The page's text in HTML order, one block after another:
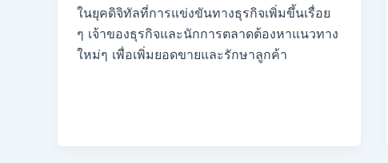
ในยุคดิจิทัลที่การแข่งขันทางธุรกิจเพิ่มขึ้นเรื่อย
ๆ เจ้าของธุรกิจและนักการตลาดต้องหาแนวทาง
ใหม่ๆ เพื่อเพิ่มยอดขายและรักษาลูกค้า